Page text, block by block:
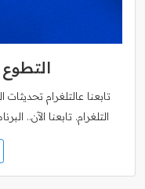
التطوع
تابعنا عالتلغرام
التلغرام. تابعنا الآن..